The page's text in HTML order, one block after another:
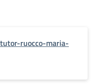
ruocco-maria-